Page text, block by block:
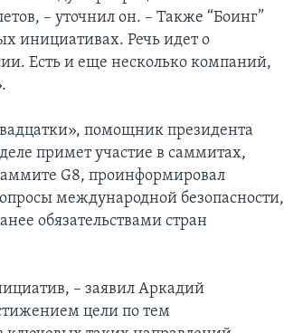
– уточнил он. – Также “Боинг”
инициативах. Речь идет о
Есть и еще несколько компаний,
помощник президента
примет участие в саммитах,
G8, проинформировал
международной безопасности,
обязательствами стран
– заявил Аркадий
цели по тем